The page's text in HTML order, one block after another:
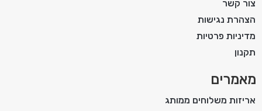
צור קשר
הצהרת נגישות
מדיניות פרטיות
תקנון
מאמרים
אריזות משלוחים ממותג